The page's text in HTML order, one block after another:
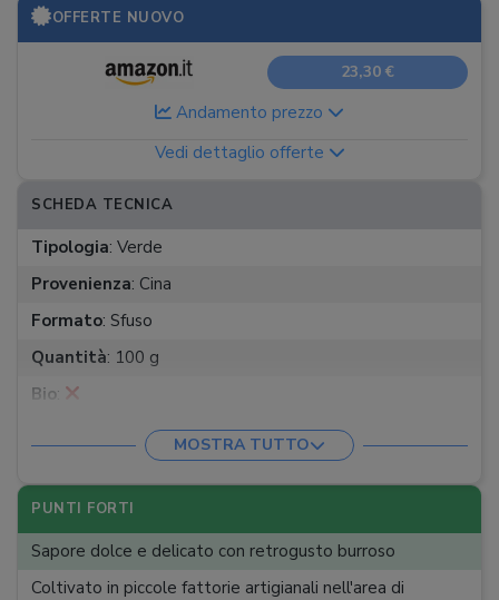
OFFERTE NUOVO
23,30 €
Andamento prezzo
Vedi dettaglio offerte
SCHEDA TECNICA
Tipologia: Verde
Provenienza: Cina
Formato: Sfuso
Quantità: 100 g
Bio:
Tempo di infusione:2-3 minuti
MOSTRA TUTTO
PUNTI FORTI
Sapore dolce e delicato con retrogusto burroso
Coltivato in piccole fattorie artigianali nell'area di